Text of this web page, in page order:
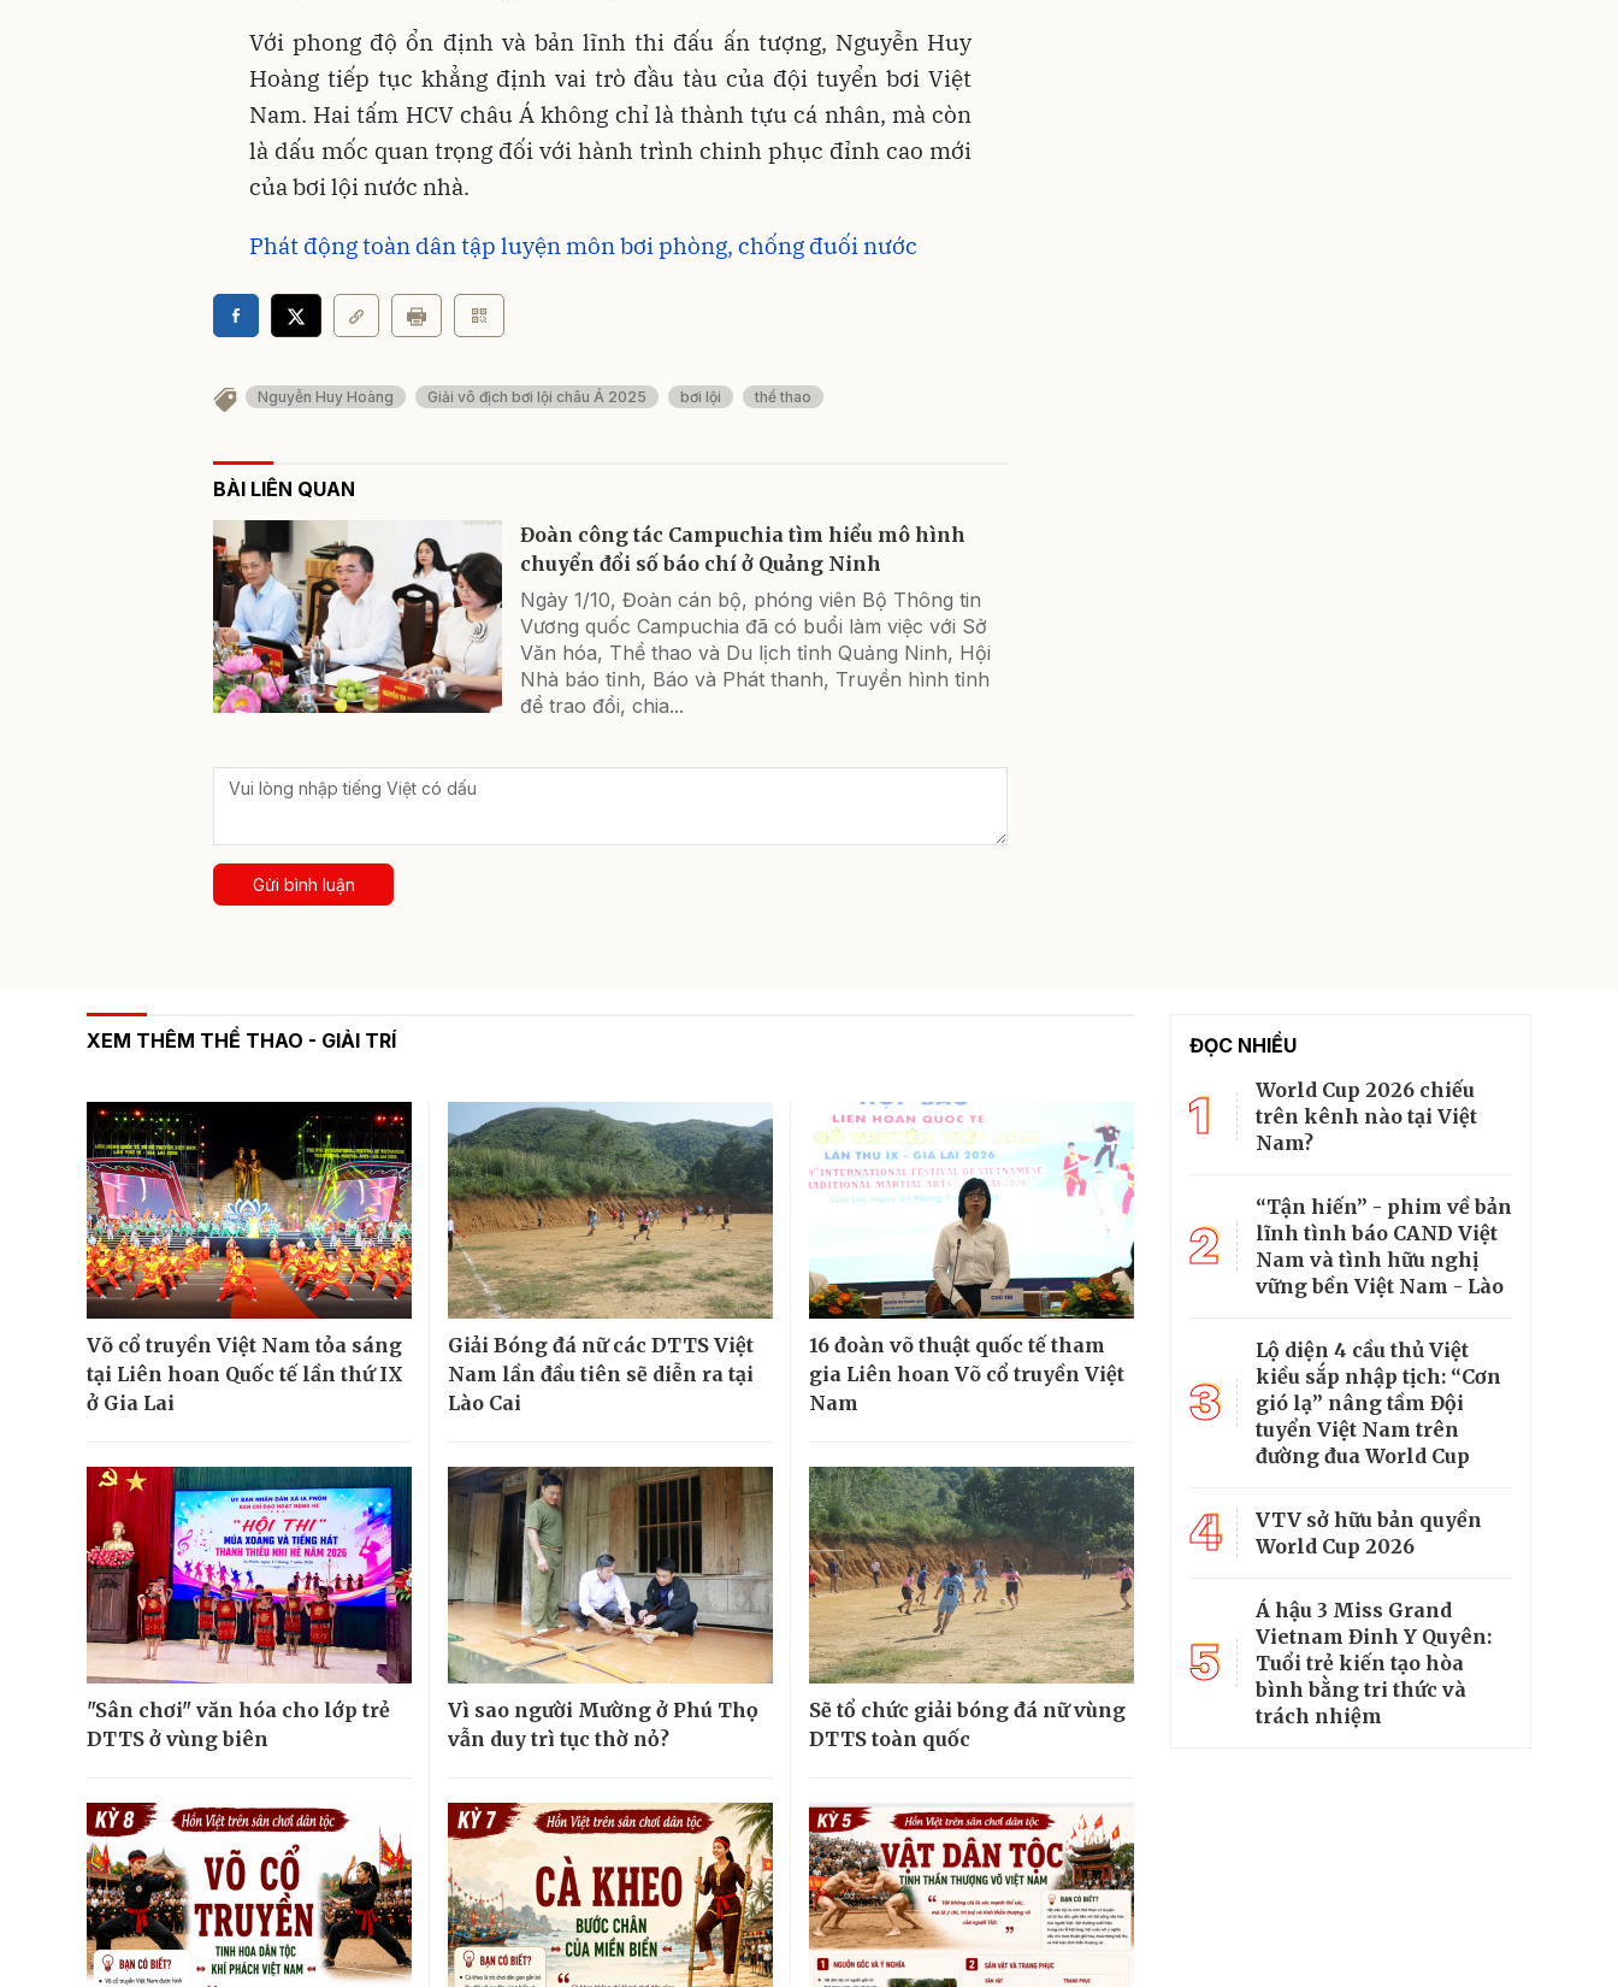
Với phong độ ổn định và bản lĩnh thi đấu ấn tượng, Nguyễn Huy
Hoàng tiếp tục khẳng định vai trò đầu tàu của đội tuyển bơi Việt
Nam. Hai tấm HCV châu Á không chỉ là thành tựu cá nhân, mà còn
là dấu mốc quan trọng đối với hành trình chinh phục đỉnh cao mới
của bơi lội nước nhà.
Phát động toàn dân tập luyện môn bơi phòng, chống đuối nước
Nguyễn Huy Hoàng Giải vô địch bơi lội châu Á 2025 bơi lội thể thao
BÀI LIÊN QUAN
Đoàn công tác Campuchia tìm hiểu mô hình
chuyển đổi số báo chí ở Quảng Ninh
Ngày 1/10, Đoàn cán bộ, phóng viên Bộ Thông tin
Vương quốc Campuchia đã có buổi làm việc với Sở
Văn hóa, Thể thao và Du lịch tỉnh Quảng Ninh, Hội
Nhà báo tỉnh, Báo và Phát thanh, Truyền hình tỉnh
để trao đổi, chia...
Gửi bình luận
XEM THÊM THỂ THAO - GIẢI TRÍ
Võ cổ truyền Việt Nam tỏa sáng
tại Liên hoan Quốc tế lần thứ IX
ở Gia Lai
Giải Bóng đá nữ các DTTS Việt
Nam lần đầu tiên sẽ diễn ra tại
Lào Cai
16 đoàn võ thuật quốc tế tham
gia Liên hoan Võ cổ truyền Việt
Nam
"Sân chơi" văn hóa cho lớp trẻ
DTTS ở vùng biên
Vì sao người Mường ở Phú Thọ
vẫn duy trì tục thờ nỏ?
Sẽ tổ chức giải bóng đá nữ vùng
DTTS toàn quốc
ĐỌC NHIỀU
1
World Cup 2026 chiếu
trên kênh nào tại Việt
Nam?
2
“Tận hiến” - phim về bản
lĩnh tình báo CAND Việt
Nam và tình hữu nghị
vững bền Việt Nam - Lào
3
Lộ diện 4 cầu thủ Việt
kiều sắp nhập tịch: “Cơn
gió lạ” nâng tầm Đội
tuyển Việt Nam trên
đường đua World Cup
4
VTV sở hữu bản quyền
World Cup 2026
5
Á hậu 3 Miss Grand
Vietnam Đinh Y Quyên:
Tuổi trẻ kiến tạo hòa
bình bằng tri thức và
trách nhiệm